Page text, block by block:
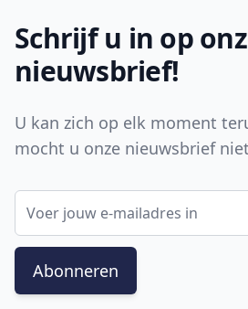
Schrijf u in op
nieuwsbrief!
U kan zich op elk moment
mocht u onze nieuwsbrief
E-mail adres
Abonneren